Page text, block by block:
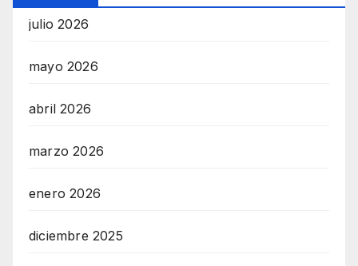
julio 2026
mayo 2026
abril 2026
marzo 2026
enero 2026
diciembre 2025